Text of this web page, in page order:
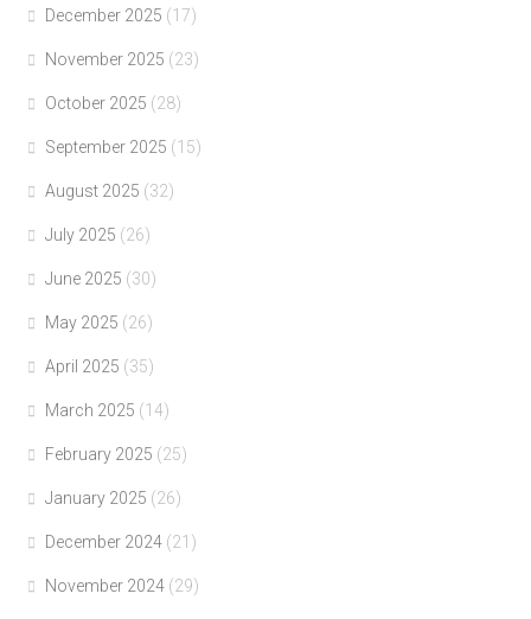
December 2025 (17)
November 2025 (23)
October 2025 (28)
September 2025 (15)
August 2025 (32)
July 2025 (26)
June 2025 (30)
May 2025 (26)
April 2025 (35)
March 2025 (14)
February 2025 (25)
January 2025 (26)
December 2024 (21)
November 2024 (29)